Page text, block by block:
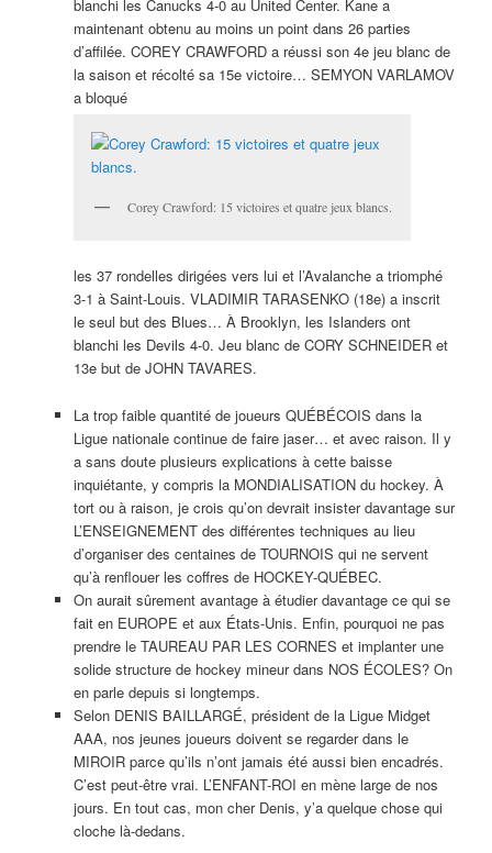
blanchi les Canucks 4-0 au United Center. Kane a
maintenant obtenu au moins un point dans 26 parties
d’affilée. COREY CRAWFORD a réussi son 4e jeu blanc de
la saison et récolté sa 15e victoire… SEMYON VARLAMOV
a bloqué
Corey Crawford: 15 victoires et quatre jeux blancs.
les 37 rondelles dirigées vers lui et l’Avalanche a triomphé
3-1 à Saint-Louis. VLADIMIR TARASENKO (18e) a inscrit
le seul but des Blues… À Brooklyn, les Islanders ont
blanchi les Devils 4-0. Jeu blanc de CORY SCHNEIDER et
13e but de JOHN TAVARES.
La trop faible quantité de joueurs QUÉBÉCOIS dans la
Ligue nationale continue de faire jaser… et avec raison. Il y
a sans doute plusieurs explications à cette baisse
inquiétante, y compris la MONDIALISATION du hockey. À
tort ou à raison, je crois qu’on devrait insister davantage sur
L’ENSEIGNEMENT des différentes techniques au lieu
d’organiser des centaines de TOURNOIS qui ne servent
qu’à renflouer les coffres de HOCKEY-QUÉBEC.
On aurait sûrement avantage à étudier davantage ce qui se
fait en EUROPE et aux États-Unis. Enfin, pourquoi ne pas
prendre le TAUREAU PAR LES CORNES et implanter une
solide structure de hockey mineur dans NOS ÉCOLES? On
en parle depuis si longtemps.
Selon DENIS BAILLARGÉ, président de la Ligue Midget
AAA, nos jeunes joueurs doivent se regarder dans le
MIROIR parce qu’ils n’ont jamais été aussi bien encadrés.
C’est peut-être vrai. L’ENFANT-ROI en mène large de nos
jours. En tout cas, mon cher Denis, y’a quelque chose qui
cloche là-dedans.